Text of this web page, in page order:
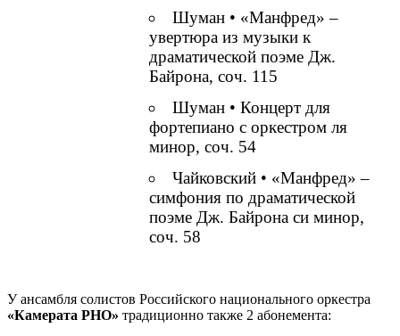
Шуман • «Манфред» –
увертюра из музыки к
драматической поэме Дж.
Байрона, соч. 115
Шуман • Концерт для
фортепиано с оркестром ля
минор, соч. 54
Чайковский • «Манфред» –
симфония по драматической
поэме Дж. Байрона си минор,
соч. 58
У ансамбля cолистов Российского национального оркестра
«Камерата РНО» традиционно также 2 абонемента: